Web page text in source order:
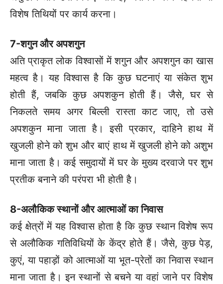
विशेष तिथियों पर कार्य करना।
7-शगुन और अपशगुन
अति प्राकृत लोक विश्वासों में शगुन और अपशगुन का खास
महत्व है। यह विश्वास है कि कुछ घटनाएं या संकेत शुभ
होती हैं, जबकि कुछ अपशकुन होती हैं। जैसे, घर से
निकलते समय अगर बिल्ली रास्ता काट जाए, तो उसे
अपशकुन माना जाता है। इसी प्रकार, दाहिने हाथ में
खुजली होने को शुभ और बाएं हाथ में खुजली होने को अशुभ
माना जाता है। कई समुदायों में घर के मुख्य दरवाजे पर शुभ
प्रतीक बनाने की परंपरा भी होती है।
8-अलौकिक स्थानों और आत्माओं का निवास
कई क्षेत्रों में यह विश्वास होता है कि कुछ स्थान विशेष रूप
से अलौकिक गतिविधियों के केंद्र होते हैं। जैसे, कुछ पेड़,
कुएं, या पहाड़ों को आत्माओं या भूत-प्रेतों का निवास स्थान
माना जाता है। इन स्थानों से बचने या वहां जाने पर विशेष